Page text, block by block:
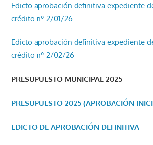
Edicto aprobación definitiva expediente
crédito nº 2/01/26
Edicto aprobación definitiva expediente
crédito nº 2/02/26
PRESUPUESTO MUNICIPAL 2025
PRESUPUESTO 2025 (APROBACIÓN
EDICTO DE APROBACIÓN DEFINITIVA